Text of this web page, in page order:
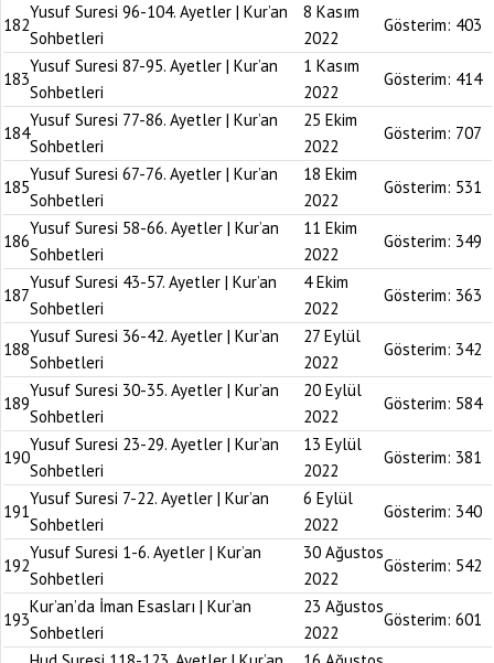
182
Yusuf Suresi 96-104. Ayetler | Kur’an
Sohbetleri
8 Kasım
2022
Gösterim: 403
183
Yusuf Suresi 87-95. Ayetler | Kur’an
Sohbetleri
1 Kasım
2022
Gösterim: 414
184
Yusuf Suresi 77-86. Ayetler | Kur’an
Sohbetleri
25 Ekim
2022
Gösterim: 707
185
Yusuf Suresi 67-76. Ayetler | Kur’an
Sohbetleri
18 Ekim
2022
Gösterim: 531
186
Yusuf Suresi 58-66. Ayetler | Kur’an
Sohbetleri
11 Ekim
2022
Gösterim: 349
187
Yusuf Suresi 43-57. Ayetler | Kur’an
Sohbetleri
4 Ekim
2022
Gösterim: 363
188
Yusuf Suresi 36-42. Ayetler | Kur’an
Sohbetleri
27 Eylül
2022
Gösterim: 342
189
Yusuf Suresi 30-35. Ayetler | Kur’an
Sohbetleri
20 Eylül
2022
Gösterim: 584
190
Yusuf Suresi 23-29. Ayetler | Kur’an
Sohbetleri
13 Eylül
2022
Gösterim: 381
191
Yusuf Suresi 7-22. Ayetler | Kur’an
Sohbetleri
6 Eylül
2022
Gösterim: 340
192
Yusuf Suresi 1-6. Ayetler | Kur’an
Sohbetleri
30 Ağustos
2022
Gösterim: 542
193
Kur’an’da İman Esasları | Kur’an
Sohbetleri
23 Ağustos
2022
Gösterim: 601